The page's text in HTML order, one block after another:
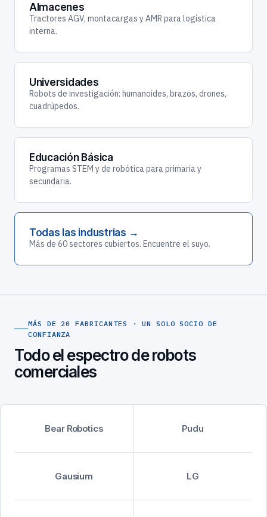
Almacenes
Tractores AGV, montacargas y AMR para logística
interna.
Universidades
Robots de investigación: humanoides, brazos, drones,
cuadrúpedos.
Educación Básica
Programas STEM y de robótica para primaria y
secundaria.
Todas las industrias →
Más de 60 sectores cubiertos. Encuentre el suyo.
MÁS DE 20 FABRICANTES · UN SOLO SOCIO DE
CONFIANZA
Todo el espectro de robots
comerciales
Bear Robotics Pudu
Gausium LG